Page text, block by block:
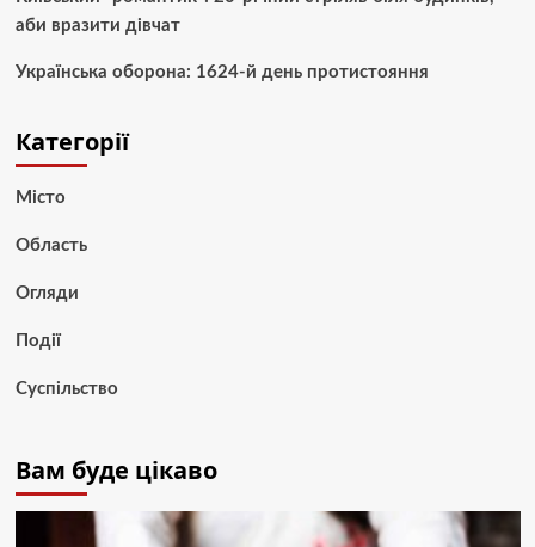
аби вразити дівчат
Українська оборона: 1624-й день протистояння
Категорії
Місто
Область
Огляди
Події
Суспільство
Вам буде цікаво